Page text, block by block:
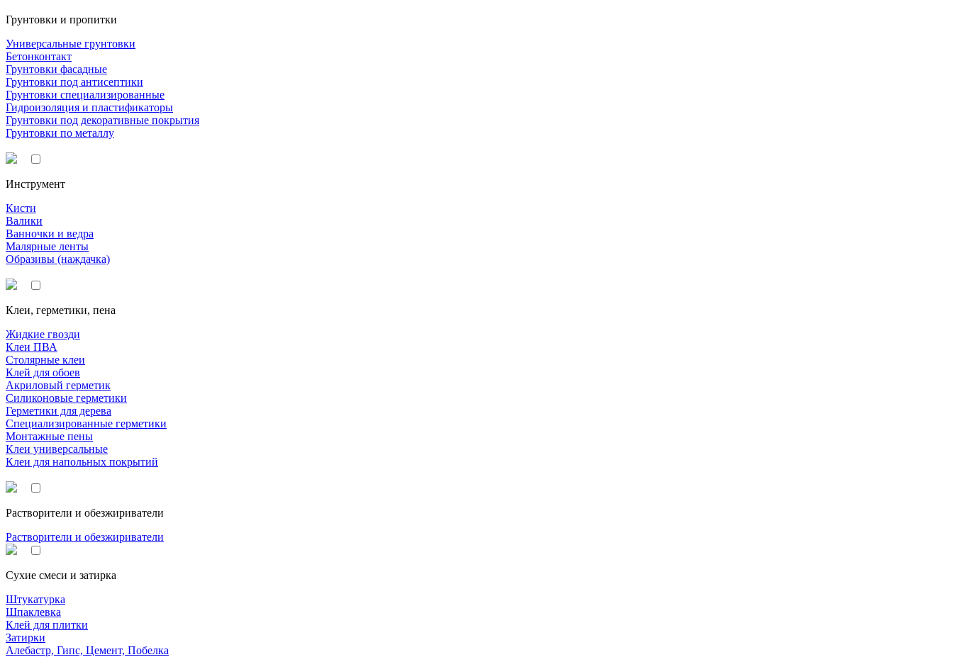
Грунтовки и пропитки
Универсальные грунтовки
Бетонконтакт
Грунтовки фасадные
Грунтовки под антисептики
Грунтовки специализированные
Гидроизоляция и пластификаторы
Грунтовки под декоративные покрытия
Грунтовки по металлу
Инструмент
Кисти
Валики
Ванночки и ведра
Малярные ленты
Образивы (наждачка)
Клеи, герметики, пена
Жидкие гвозди
Клеи ПВА
Столярные клеи
Клей для обоев
Акриловый герметик
Силиконовые герметики
Герметики для дерева
Специализированные герметики
Монтажные пены
Клеи универсальные
Клеи для напольных покрытий
Растворители и обезжириватели
Растворители и обезжириватели
Сухие смеси и затирка
Штукатурка
Шпаклевка
Клей для плитки
Затирки
Алебастр, Гипс, Цемент, Побелка